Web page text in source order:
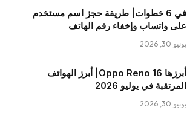
في 6 خطوات| طريقة حجز اسم مستخدم
على واتساب وإخفاء رقم الهاتف
يونيو 30, 2026
أبرزها Oppo Reno 16| أبرز الهواتف
المرتقبة في يوليو 2026
يونيو 30, 2026